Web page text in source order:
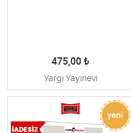
475,00 ₺
Yargı Yayınevi